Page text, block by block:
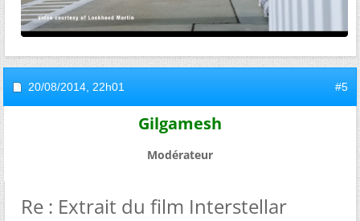
20/08/2014, 22h01 #5
Gilgamesh
Modérateur
Re : Extrait du film Interstellar